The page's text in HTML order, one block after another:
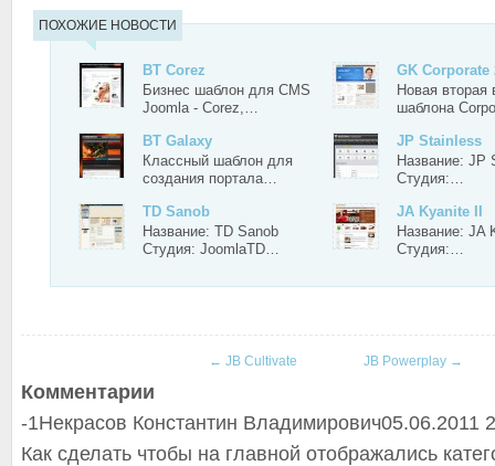
ПОХОЖИЕ НОВОСТИ
BT Corez
Бизнес шаблон для CMS
Joomla - Corez,…
GK Corporate
Новая вторая
шаблона
BT Galaxy
Классный шаблон для
создания портала…
JP Stainless
Название: JP
Студия:…
TD Sanob
Название: TD Sanob
Студия: JoomlaTD…
JA Kyanite II
Название: JA
Студия:…
← JB Cultivate JB Powerplay →
Комментарии
-1Некрасов Константин Владимирович05.06.2011
Как сделать чтобы на главной отображались